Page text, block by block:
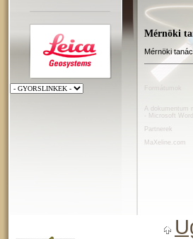
Mérnöki
Mérnöki
A dokumentum
- Microsoft
Partnerek
MaXeline.com